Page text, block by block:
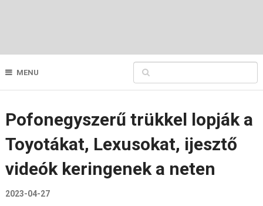
MENU
Pofonegyszerű trükkel lopják a
Toyotákat, Lexusokat, ijesztő
videók keringenek a neten
2023-04-27